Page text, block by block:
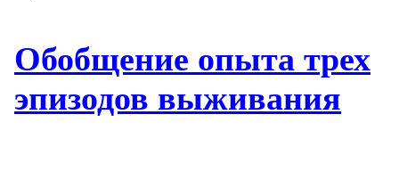
Обобщение опыта трех
эпизодов выживания